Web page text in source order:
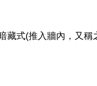
式(推入牆內，又